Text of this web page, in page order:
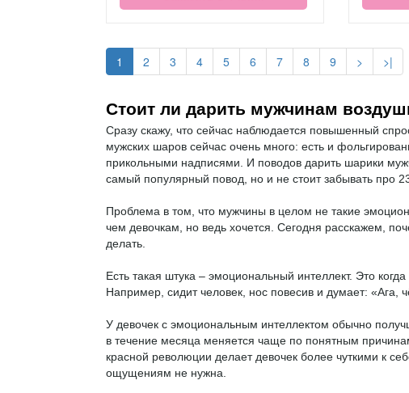
1 2 3 4 5 6 7 8 9 > >|
Стоит ли дарить мужчинам
Сразу скажу, что сейчас наблюдается повышенный
мужских шаров сейчас очень много: есть и
прикольными надписями. И поводов дарить шарики
самый популярный повод, но и не стоит забывать про
Проблема в том, что мужчины в целом не такие
чем девочкам, но ведь хочется. Сегодня расскажем,
делать.
Есть такая штука – эмоциональный интеллект. Это
Например, сидит человек, нос повесив и думает: «Ага,
У девочек с эмоциональным интеллектом обычно
в течение месяца меняется чаще по понятным
красной революции делает девочек более чуткими к
ощущениям не нужна.